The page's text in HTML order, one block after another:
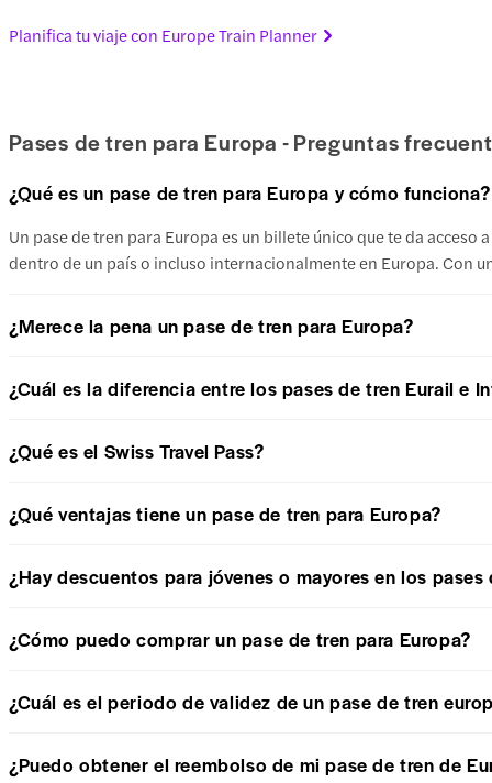
Planifica tu viaje con Europe Train Planner
Pases de tren para Europa - Preguntas
¿Qué es un pase de tren para Europa y cómo funciona?
Un pase de tren para Europa es un billete único que te da
dentro de un país o incluso internacionalmente en Europa. Con
¿Merece la pena un pase de tren para Europa?
¿Cuál es la diferencia entre los pases de tren Eurail e
¿Qué es el Swiss Travel Pass?
¿Qué ventajas tiene un pase de tren para Europa?
¿Hay descuentos para jóvenes o mayores en los
¿Cómo puedo comprar un pase de tren para Europa?
¿Cuál es el periodo de validez de un pase de tren
¿Puedo obtener el reembolso de mi pase de tren de